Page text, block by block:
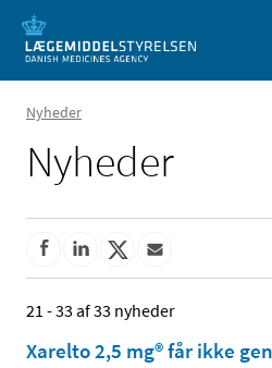
Nyheder
Nyheder
21 - 33 af 33 nyheder
Xarelto 2,5 mg® får ikke